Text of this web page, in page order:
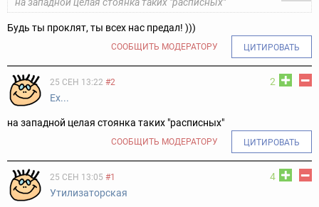
Будь ты проклят, ты всех нас предал! )))
СООБЩИТЬ МОДЕРАТОРУ ЦИТИРОВАТЬ
2
25 СЕН 13:22 #2
Ex...
на западной целая стоянка таких "расписных"
СООБЩИТЬ МОДЕРАТОРУ ЦИТИРОВАТЬ
4
25 СЕН 13:05 #1
Утилизаторская